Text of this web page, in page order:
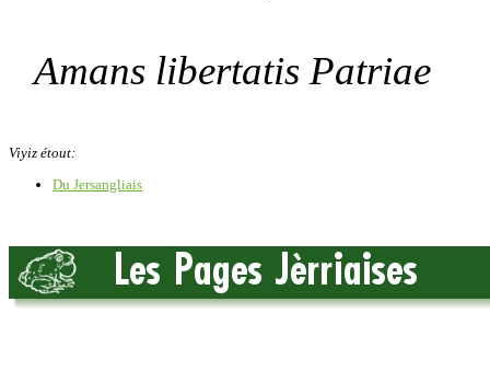
Amans libertatis Patriae
Viyiz étout:
Du Jersangliais